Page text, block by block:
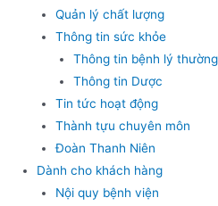
Quản lý chất lượng
Thông tin sức khỏe
Thông tin bệnh lý
Thông tin Dược
Tin tức hoạt động
Thành tựu chuyên môn
Đoàn Thanh Niên
Dành cho khách hàng
Nội quy bệnh viện